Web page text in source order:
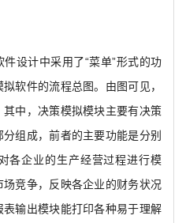
设计中采用了“菜单”形式的功
软件的流程总图。由图可见，
中，决策模拟模块主要有决策
组成，前者的主要功能是分别
各企业的生产经营过程进行模
竞争，反映各企业的财务状况
输出模块能打印各种易于理解